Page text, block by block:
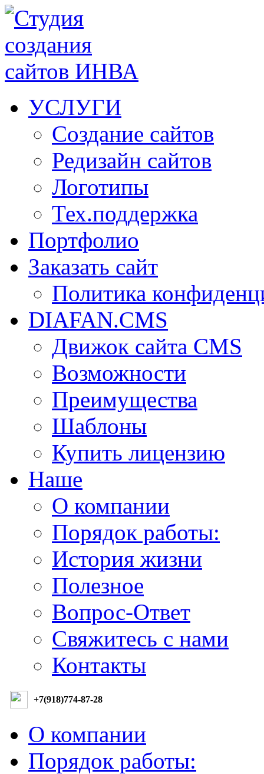
УСЛУГИ
Создание сайтов
Редизайн сайтов
Логотипы
Тех.поддержка
Портфолио
Заказать сайт
Политика
DIAFAN.CMS
Движок сайта CMS
Возможности
Преимущества
Шаблоны
Купить лицензию
Наше
О компании
Порядок работы:
История жизни
Полезное
Вопрос-Ответ
Свяжитесь с нами
Контакты
+7(918)774-87-28
О компании
Порядок работы: